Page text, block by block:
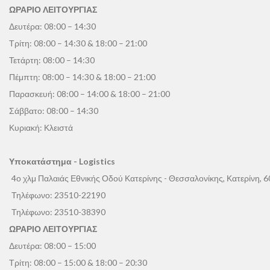
ΩΡΑΡΙΟ ΛΕΙΤΟΥΡΓΙΑΣ
Δευτέρα: 08:00 – 14:30
Τρίτη: 08:00 – 14:30 & 18:00 – 21:00
Τετάρτη: 08:00 – 14:30
Πέμπτη: 08:00 – 14:30 & 18:00 – 21:00
Παρασκευή: 08:00 – 14:00 & 18:00 – 21:00
Σάββατο: 08:00 – 14:30
Κυριακή: Κλειστά
Υποκατάστημα - Logistics
4ο χλμ Παλαιάς Εθνικής Οδού Κατερίνης - Θεσσαλονίκης, Κατερίνη,
Τηλέφωνο: 23510-22190
Τηλέφωνο: 23510-38390
ΩΡΑΡΙΟ ΛΕΙΤΟΥΡΓΙΑΣ
Δευτέρα: 08:00 – 15:00
Τρίτη: 08:00 – 15:00 & 18:00 – 20:30